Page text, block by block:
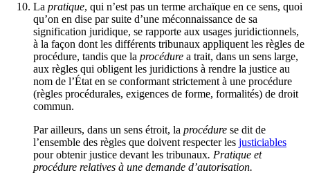
La pratique, qui n’est pas un terme archaïque en ce sens, quoi
qu’on en dise par suite d’une méconnaissance de sa
signification juridique, se rapporte aux usages juridictionnels,
à la façon dont les différents tribunaux appliquent les règles de
procédure, tandis que la procédure a trait, dans un sens large,
aux règles qui obligent les juridictions à rendre la justice au
nom de l’État en se conformant strictement à une procédure
(règles procédurales, exigences de forme, formalités) de droit
commun.
Par ailleurs, dans un sens étroit, la procédure se dit de
l’ensemble des règles que doivent respecter les justiciables
pour obtenir justice devant les tribunaux. Pratique et
procédure relatives à une demande d’autorisation.